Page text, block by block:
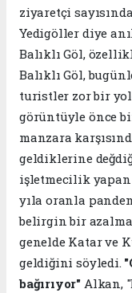
ziyaretçi
Yedigöller diye
Balıklı Göl,
Balıklı Göl,
turistler zor bir
görüntüyle önce
manzara
geldiklerine
işletmecilik
yıla oranla
belirgin bir azalma
genelde Katar ve
geldiğini söyledi.
bağırıyor" Alkan,